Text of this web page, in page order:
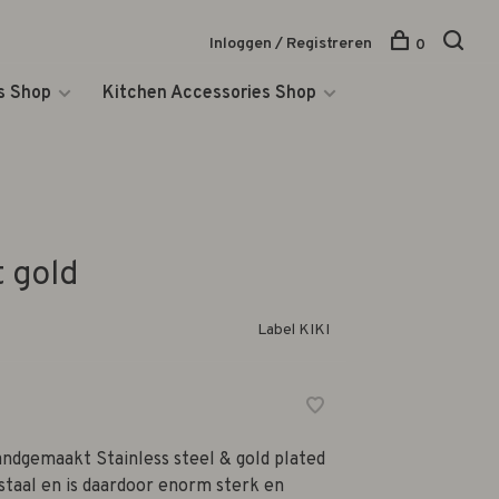
Shop Kitchen Accessories Shop
Inloggen / Registreren 0
gold
Label KIKI
Stainless steel & gold plated
en is daardoor enorm sterk en